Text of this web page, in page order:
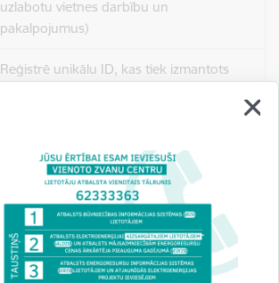
uzlabotu vietnes darbību un
pakalpojumus)
Reģistrē unikālu ID, kas tiek izmantots
_gat
Statistikas sīkdatnes (nepieciešamas, lai
uzlabotu vietnes darbību un